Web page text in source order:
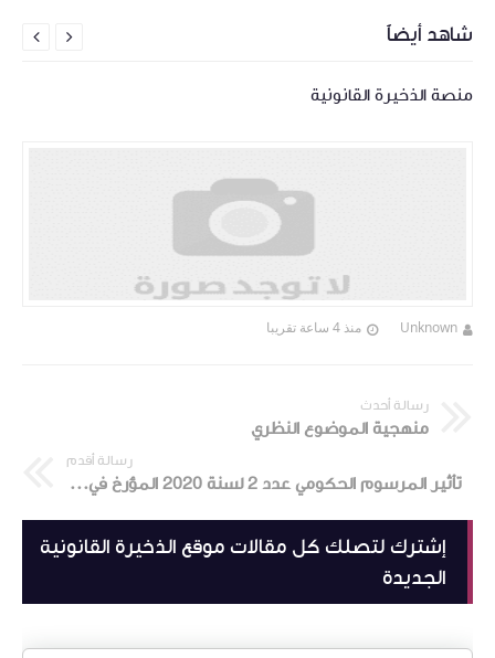
شاهد أيضاً
منصة الذخيرة القانونية
Unknown منذ 4 ساعة تقريبا


رسالة أحدث
منهجية الموضوع النظري
رسالة أقدم
تأثير المرسوم الحكومي عدد 2 لسنة 2020 المؤرخ في 14 أفريل 2020 على بعض أحكام مجلة الشّغل
إشترك لتصلك كل مقالات موقع الذخيرة القانونية
الجديدة